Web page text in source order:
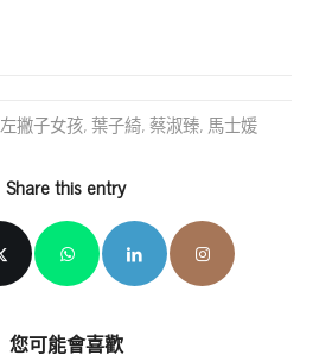
左撇子女孩, 葉子綺, 蔡淑臻, 馬士媛
Share this entry
您可能會喜歡